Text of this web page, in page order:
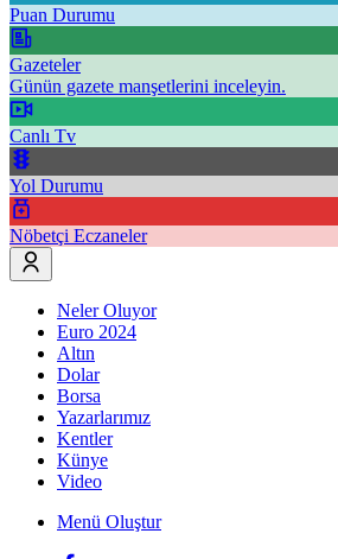
Puan Durumu
Gazeteler
Günün gazete manşetlerini inceleyin.
Canlı Tv
Yol Durumu
Nöbetçi Eczaneler
Neler Oluyor
Euro 2024
Altın
Dolar
Borsa
Yazarlarımız
Kentler
Künye
Video
Menü Oluştur